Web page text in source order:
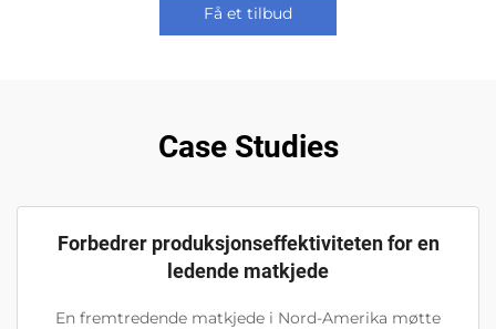
Få et tilbud
Case Studies
Forbedrer produksjonseffektiviteten for en
ledende matkjede
En fremtredende matkjede i Nord-Amerika møtte